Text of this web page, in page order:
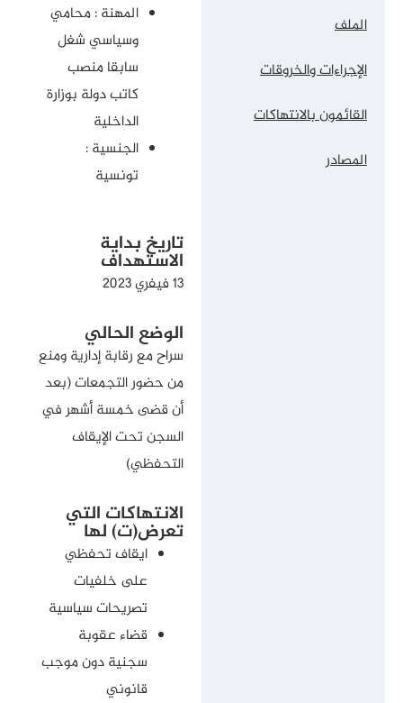
الملف
الإجراءات والخروقات
القائمون بالانتهاكات
المصادر
المهنة : محامي
وسياسي شغل
سابقا منصب
كاتب دولة بوزارة
الداخلية
الجنسية :
تونسية
تاريخ بداية
الاستهداف
13 فيفري 2023
الوضع الحالي
سراح مع رقابة إدارية ومنع
من حضور التجمعات (بعد
أن قضى خمسة أشهر في
السجن تحت الإيقاف
التحفظي)
الانتهاكات التي
تعرض(ت) لها
ايقاف تحفظي
على خلفيات
تصريحات سياسية
قضاء عقوبة
سجنية دون موجب
قانوني